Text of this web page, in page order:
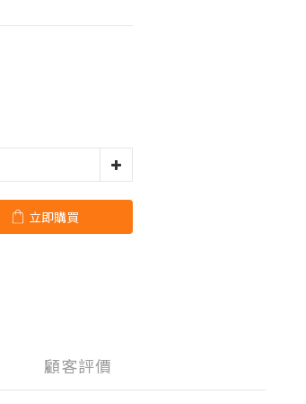
立即購買
顧客評價